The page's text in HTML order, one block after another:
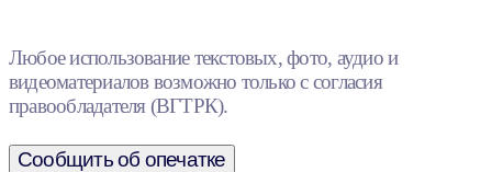
Любое использование текстовых, фото, аудио и
видеоматериалов возможно только с согласия
правообладателя (ВГТРК).
Сообщить об опечатке